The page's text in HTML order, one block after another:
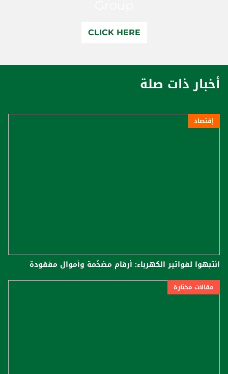
CLICK HERE
أخبار ذات صلة
إقتصاد
انتبهوا لفواتير الكهرباء: أرقام مضخَّمة وأموال مفقودة
مقالات مختارة